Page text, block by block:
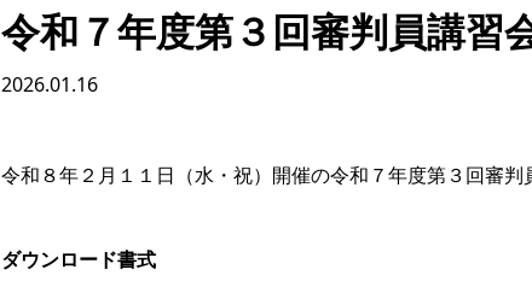
令和７年度第３回審判員講習
2026.01.16
令和８年２月１１日（水・祝）開催の令和７年度第３回審判
ダウンロード書式